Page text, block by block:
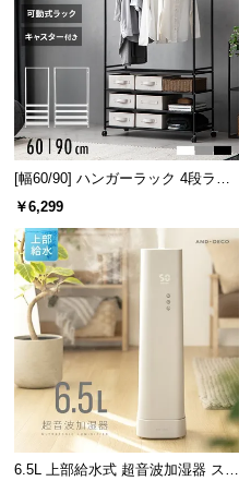
[幅60/90] ハンガーラック 4段ラッ
ク収納 キャスター付き
￥6,299
6.5L 上部給水式 超音波加湿器 ステ